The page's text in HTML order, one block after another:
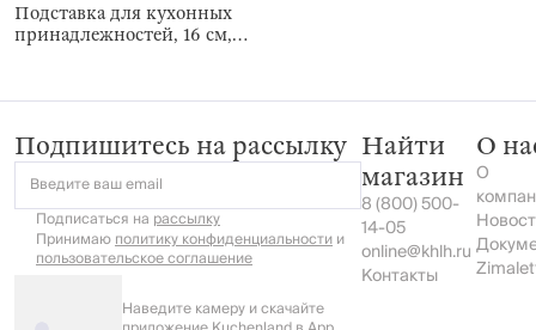
Подставка для кухонных
принадлежностей, 16 см,
Подпишитесь на рассылку
Введите ваш email
Подписаться на рассылку
Принимаюполитику конфиденциальностии
пользовательское соглашение
Наведите камеру и скачайте
Найти
магазин
8 (800) 500-
14-05
online@khlh.ru
Контакты
О
О